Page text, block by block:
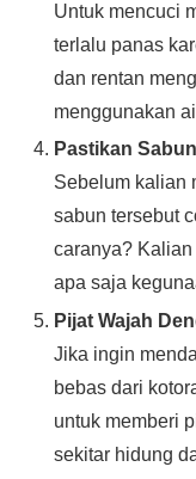
Untuk mencuci
terlalu panas
dan rentan
menggunakan
Pastikan
Sebelum kalian
sabun tersebut
caranya?
apa saja
Pijat Wajah
Jika ingin
bebas dari
untuk memberi
sekitar hidung